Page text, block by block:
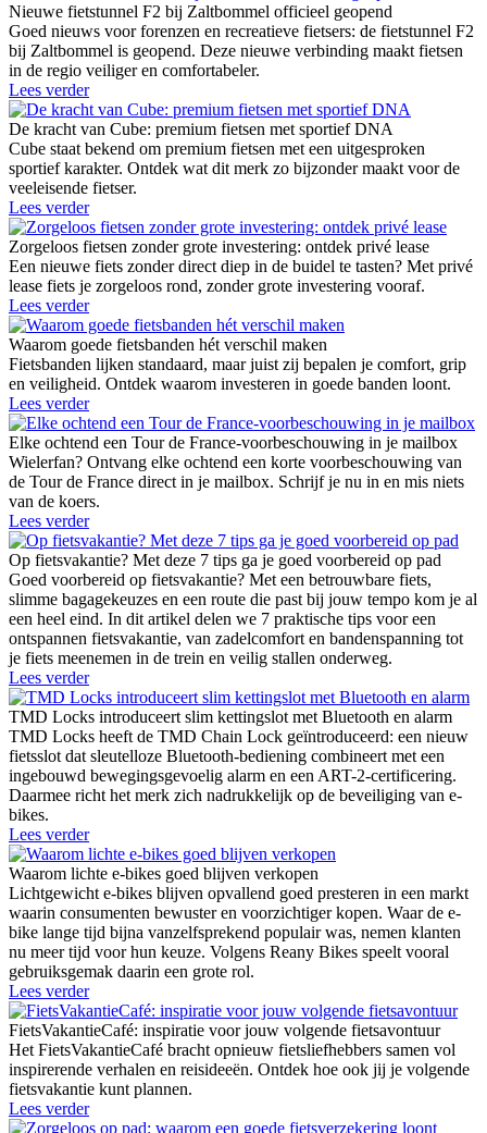
Nieuwe fietstunnel F2 bij Zaltbommel officieel geopend
Goed nieuws voor forenzen en recreatieve fietsers: de fietstunnel F2
bij Zaltbommel is geopend. Deze nieuwe verbinding maakt fietsen
in de regio veiliger en comfortabeler.
Lees verder
De kracht van Cube: premium fietsen met sportief DNA
Cube staat bekend om premium fietsen met een uitgesproken
sportief karakter. Ontdek wat dit merk zo bijzonder maakt voor de
veeleisende fietser.
Lees verder
Zorgeloos fietsen zonder grote investering: ontdek privé lease
Een nieuwe fiets zonder direct diep in de buidel te tasten? Met privé
lease fiets je zorgeloos rond, zonder grote investering vooraf.
Lees verder
Waarom goede fietsbanden hét verschil maken
Fietsbanden lijken standaard, maar juist zij bepalen je comfort, grip
en veiligheid. Ontdek waarom investeren in goede banden loont.
Lees verder
Elke ochtend een Tour de France-voorbeschouwing in je mailbox
Wielerfan? Ontvang elke ochtend een korte voorbeschouwing van
de Tour de France direct in je mailbox. Schrijf je nu in en mis niets
van de koers.
Lees verder
Op fietsvakantie? Met deze 7 tips ga je goed voorbereid op pad
Goed voorbereid op fietsvakantie? Met een betrouwbare fiets,
slimme bagagekeuzes en een route die past bij jouw tempo kom je al
een heel eind. In dit artikel delen we 7 praktische tips voor een
ontspannen fietsvakantie, van zadelcomfort en bandenspanning tot
je fiets meenemen in de trein en veilig stallen onderweg.
Lees verder
TMD Locks introduceert slim kettingslot met Bluetooth en alarm
TMD Locks heeft de TMD Chain Lock geïntroduceerd: een nieuw
fietsslot dat sleutelloze Bluetooth-bediening combineert met een
ingebouwd bewegingsgevoelig alarm en een ART-2-certificering.
Daarmee richt het merk zich nadrukkelijk op de beveiliging van e-
bikes.
Lees verder
Waarom lichte e-bikes goed blijven verkopen
Lichtgewicht e-bikes blijven opvallend goed presteren in een markt
waarin consumenten bewuster en voorzichtiger kopen. Waar de e-
bike lange tijd bijna vanzelfsprekend populair was, nemen klanten
nu meer tijd voor hun keuze. Volgens Reany Bikes speelt vooral
gebruiksgemak daarin een grote rol.
Lees verder
FietsVakantieCafé: inspiratie voor jouw volgende fietsavontuur
Het FietsVakantieCafé bracht opnieuw fietsliefhebbers samen vol
inspirerende verhalen en reisideeën. Ontdek hoe ook jij je volgende
fietsvakantie kunt plannen.
Lees verder